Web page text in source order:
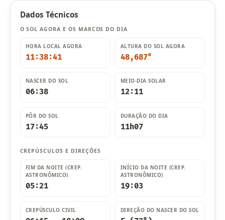
Dados Técnicos
O SOL AGORA E OS MARCOS DO DIA
HORA LOCAL AGORA
11:38:43
ALTURA DO SOL AGORA
48,688°
NASCER DO SOL
06:38
MEIO-DIA SOLAR
12:11
PÔR DO SOL
17:45
DURAÇÃO DO DIA
11h07
CREPÚSCULOS E DIREÇÕES
FIM DA NOITE (CREP.
ASTRONÔMICO)
05:21
INÍCIO DA NOITE (CREP.
ASTRONÔMICO)
19:03
CREPÚSCULO CIVIL DIREÇÃO DO NASCER DO SOL